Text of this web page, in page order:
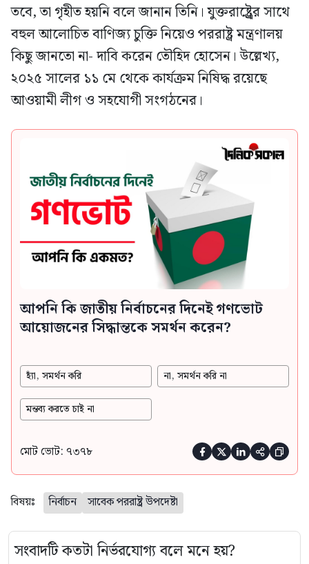
তবে, তা গৃহীত হয়নি বলে জানান তিনি। যুক্তরাষ্ট্র্রের সাথে
বহুল আলোচিত বাণিজ্য চুক্তি নিয়েও পররাষ্ট্র মন্ত্রণালয়
কিছু জানতো না- দাবি করেন তৌহিদ হোসেন। উল্লেখ্য,
২০২৫ সালের ১১ মে থেকে কার্যক্রম নিষিদ্ধ রয়েছে
আওয়ামী লীগ ও সহযোগী সংগঠনের।
আপনি কি জাতীয় নির্বাচনের দিনেই গণভোট
আয়োজনের সিদ্ধান্তকে সমর্থন করেন?
হ্যাঁ, সমর্থন করি না, সমর্থন করি না
মন্তব্য করতে চাই না
মোট ভোট: ৭৩৭৮     
বিষয়ঃ নির্বাচন সাবেক পররাষ্ট্র উপদেষ্টা
সংবাদটি কতটা নির্ভরযোগ্য বলে মনে হয়?